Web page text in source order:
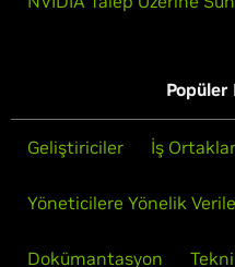
Popüler
Geliştiriciler İş
Yöneticilere Yönelik
Dokümantasyon